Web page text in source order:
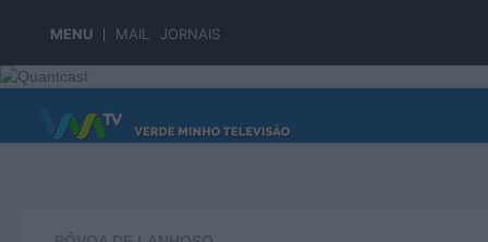
MENU MAIL JORNAIS
Skip to content